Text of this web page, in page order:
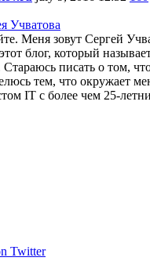
Учватова
Меня зовут Сергей
блог, который
писать о том,
тем, что окружает
IT с более чем 25-
Twitter